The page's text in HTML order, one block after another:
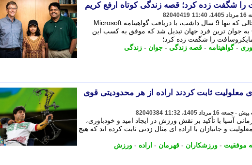
را شگفت زده کرد؛ قصه زندگی کوتاه ارفع کریم
82040419
ارفع کریم در سال 2004 و در حالی که تنها 9 سال داشت، با دریافت گواهینامه Microsoft
Certified Professional (MCP) به جوان ترین فرد جهان تبدیل شد که موفق به کسب این
را شگفت زده کرد؛
-گواهینامه - قصه زندگی - جوان - زندگی
معلولیت ثابت کردند اراده از هر محدودیتی قوی
82040384
آسیا با تأکید بر نقش ورزش در ایجاد امید و خودباوری،
و جانبازان با اراده ای مثال زدنی ثابت کرده اند که هیچ
موفقیت - ورزشکاران - قهرمان - اراده - ورزش